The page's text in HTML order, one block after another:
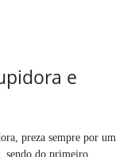
e
preza sempre por um
sendo do primeiro